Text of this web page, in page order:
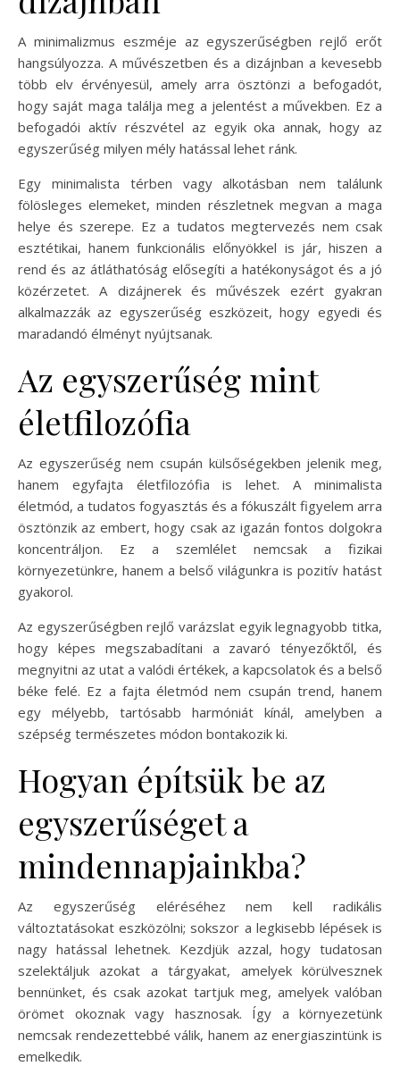
A minimalizmus eszméje az egyszerűségben rejlő erőt
hangsúlyozza. A művészetben és a dizájnban a kevesebb
több elv érvényesül, amely arra ösztönzi a befogadót,
hogy saját maga találja meg a jelentést a művekben. Ez a
befogadói aktív részvétel az egyik oka annak, hogy az
egyszerűség milyen mély hatással lehet ránk.
Egy minimalista térben vagy alkotásban nem találunk
fölösleges elemeket, minden részletnek megvan a maga
helye és szerepe. Ez a tudatos megtervezés nem csak
esztétikai, hanem funkcionális előnyökkel is jár, hiszen a
rend és az átláthatóság elősegíti a hatékonyságot és a jó
közérzetet. A dizájnerek és művészek ezért gyakran
alkalmazzák az egyszerűség eszközeit, hogy egyedi és
maradandó élményt nyújtsanak.
Az egyszerűség mint
életfilozófia
Az egyszerűség nem csupán külsőségekben jelenik meg,
hanem egyfajta életfilozófia is lehet. A minimalista
életmód, a tudatos fogyasztás és a fókuszált figyelem arra
ösztönzik az embert, hogy csak az igazán fontos dolgokra
koncentráljon. Ez a szemlélet nemcsak a fizikai
környezetünkre, hanem a belső világunkra is pozitív hatást
gyakorol.
Az egyszerűségben rejlő varázslat egyik legnagyobb titka,
hogy képes megszabadítani a zavaró tényezőktől, és
megnyitni az utat a valódi értékek, a kapcsolatok és a belső
béke felé. Ez a fajta életmód nem csupán trend, hanem
egy mélyebb, tartósabb harmóniát kínál, amelyben a
szépség természetes módon bontakozik ki.
Hogyan építsük be az
egyszerűséget a
mindennapjainkba?
Az egyszerűség eléréséhez nem kell radikális
változtatásokat eszközölni; sokszor a legkisebb lépések is
nagy hatással lehetnek. Kezdjük azzal, hogy tudatosan
szelektáljuk azokat a tárgyakat, amelyek körülvesznek
bennünket, és csak azokat tartjuk meg, amelyek valóban
örömet okoznak vagy hasznosak. Így a környezetünk
nemcsak rendezettebbé válik, hanem az energiaszintünk is
emelkedik.